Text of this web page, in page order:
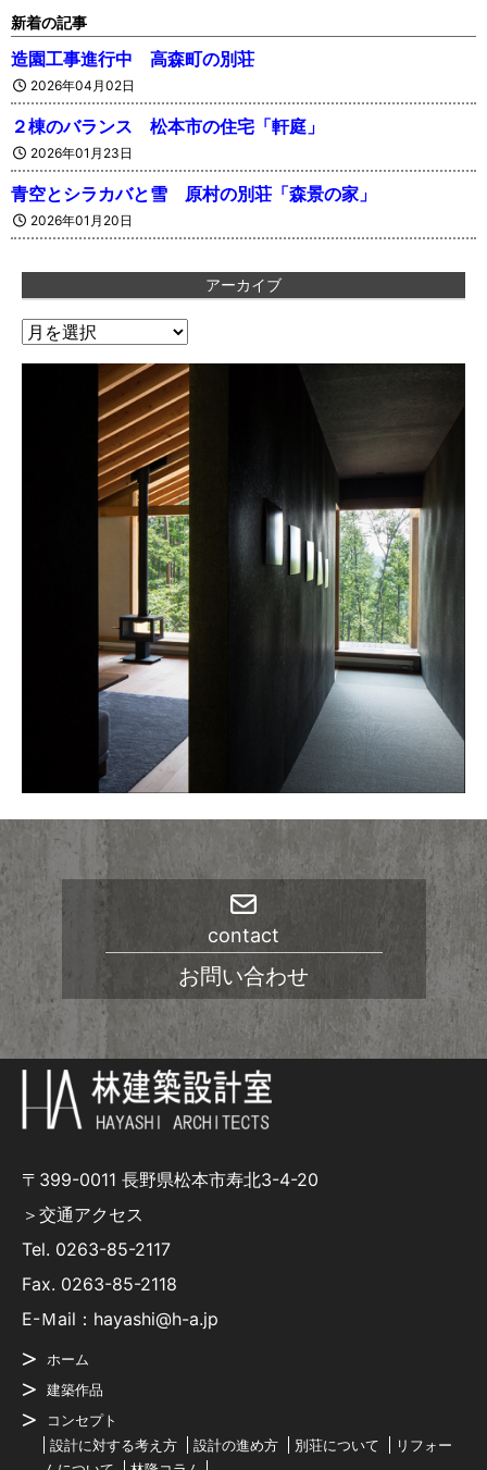
新着の記事
造園工事進行中 高森町の別荘
2026年04月02日
２棟のバランス 松本市の住宅「軒庭」
2026年01月23日
青空とシラカバと雪 原村の別荘「森景の家」
2026年01月20日
アーカイブ
ア
contact
お問い合わせ
〒399-0011 長野県松本市寿北3-4-20
＞交通アクセス
Tel. 0263-85-2117
Fax. 0263-85-2118
E-Ｍail：hayashi@h-a.jp
ホーム
建築作品
コンセプト
設計に対する考え方
設計の進め方 別荘について
リフォー